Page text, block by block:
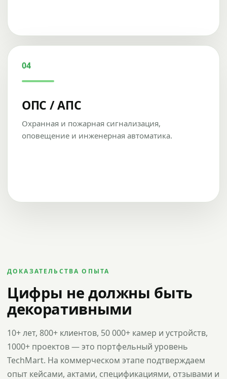
04
ОПС / АПС
Охранная и пожарная сигнализация,
оповещение и инженерная автоматика.
ДОКАЗАТЕЛЬСТВА ОПЫТА
Цифры не должны быть
декоративными
10+ лет, 800+ клиентов, 50 000+ камер и устройств,
1000+ проектов — это портфельный уровень
TechMart. На коммерческом этапе подтверждаем
опыт кейсами, актами, спецификациями, отзывами и